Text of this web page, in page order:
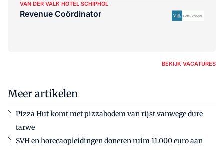
VAN DER VALK HOTEL SCHIPHOL
Revenue Coördinator
BEKIJK VACATURES
Meer artikelen
Pizza Hut komt met pizzabodem van rijst vanwege dure
tarwe
SVH en horecaopleidingen doneren ruim 11.000 euro aan